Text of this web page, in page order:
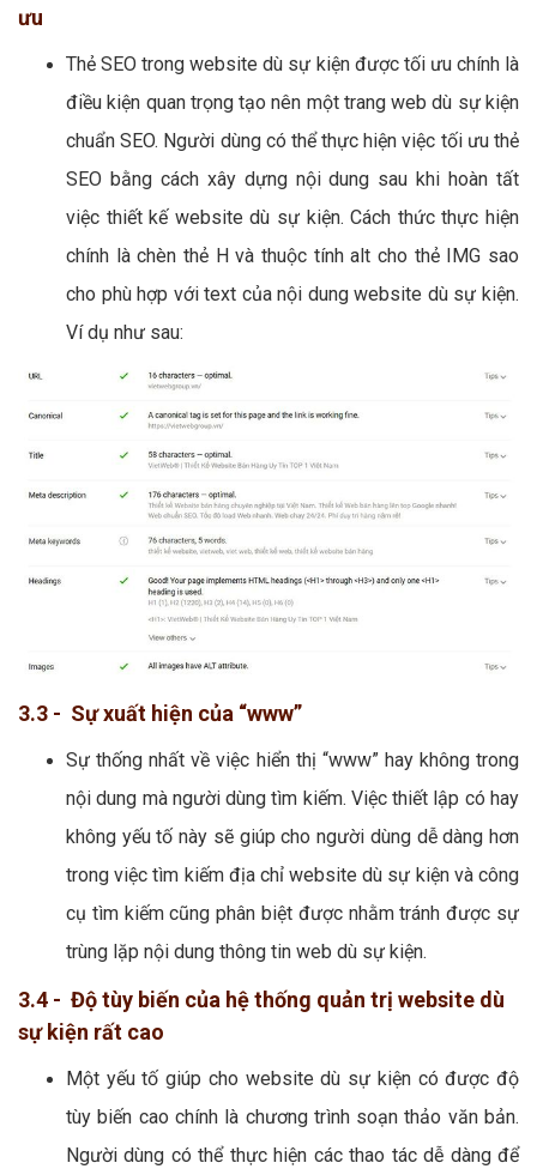
ưu
Thẻ SEO trong website dù sự kiện được tối ưu chính là
điều kiện quan trọng tạo nên một trang web dù sự kiện
chuẩn SEO. Người dùng có thể thực hiện việc tối ưu thẻ
SEO bằng cách xây dựng nội dung sau khi hoàn tất
việc thiết kế website dù sự kiện. Cách thức thực hiện
chính là chèn thẻ H và thuộc tính alt cho thẻ IMG sao
cho phù hợp với text của nội dung website dù sự kiện.
Ví dụ như sau:
3.3 - Sự xuất hiện của “www”
Sự thống nhất về việc hiển thị “www” hay không trong
nội dung mà người dùng tìm kiếm. Việc thiết lập có hay
không yếu tố này sẽ giúp cho người dùng dễ dàng hơn
trong việc tìm kiếm địa chỉ website dù sự kiện và công
cụ tìm kiếm cũng phân biệt được nhằm tránh được sự
trùng lặp nội dung thông tin web dù sự kiện.
3.4 - Độ tùy biến của hệ thống quản trị website dù
sự kiện rất cao
Một yếu tố giúp cho website dù sự kiện có được độ
tùy biến cao chính là chương trình soạn thảo văn bản.
Người dùng có thể thực hiện các thao tác dễ dàng để